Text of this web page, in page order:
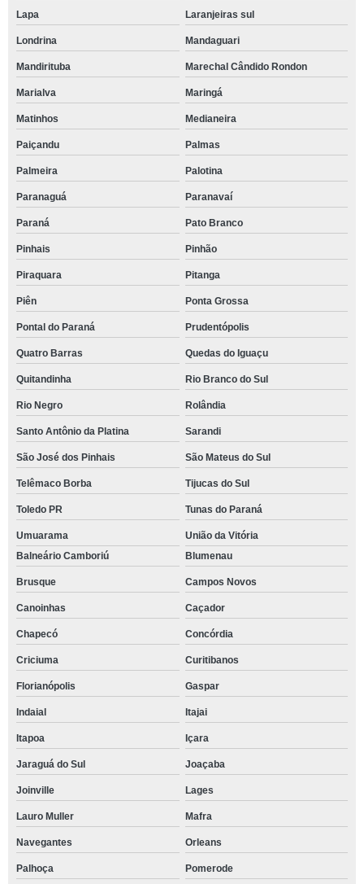
Lapa Laranjeiras sul
Londrina Mandaguari
Mandirituba Marechal Cândido Rondon
Marialva Maringá
Matinhos Medianeira
Paiçandu Palmas
Palmeira Palotina
Paranaguá Paranavaí
Paraná Pato Branco
Pinhais Pinhão
Piraquara Pitanga
Piên Ponta Grossa
Pontal do Paraná Prudentópolis
Quatro Barras Quedas do Iguaçu
Quitandinha Rio Branco do Sul
Rio Negro Rolândia
Santo Antônio da Platina Sarandi
São José dos Pinhais São Mateus do Sul
Telêmaco Borba Tijucas do Sul
Toledo PR Tunas do Paraná
Umuarama
União da Vitória
Balneário Camboriú
Blumenau
Brusque Campos Novos
Canoinhas Caçador
Chapecó Concórdia
Criciuma Curitibanos
Florianópolis Gaspar
Indaial Itajai
Itapoa Içara
Jaraguá do Sul Joaçaba
Joinville Lages
Lauro Muller Mafra
Navegantes Orleans
Palhoça Pomerode